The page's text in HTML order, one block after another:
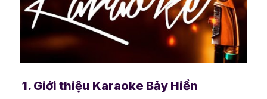
1. Giới thiệu Karaoke Bảy Hiền